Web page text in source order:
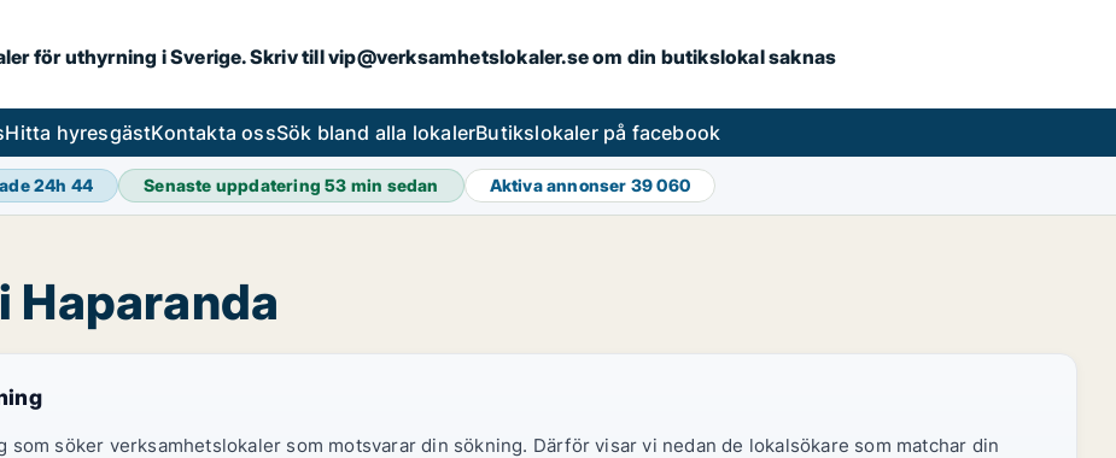
för uthyrning i Sverige. Skriv till vip@verksamhetslokaler.se om din butikslokal saknas
Hitta hyresgästKontakta ossSök bland alla lokalerButikslokaler på facebook
24h 44 Senaste uppdatering53 min sedan Aktiva annonser 39 060
Haparanda
söker verksamhetslokaler som motsvarar din sökning. Därför visar vi nedan de lokalsökare som matchar din